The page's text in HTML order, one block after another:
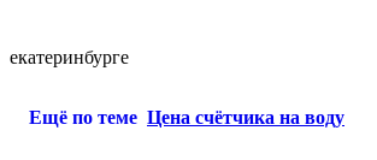
екатеринбурге
Ещё по теме Цена счётчика на воду